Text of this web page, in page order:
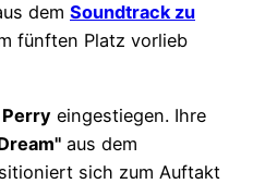
dem Soundtrack zu
fünften Platz vorlieb
eingestiegen. Ihre
aus dem
sich zum Auftakt